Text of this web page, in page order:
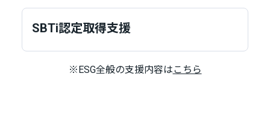
SBTi認定取得支援
※ESG全般の支援内容はこちら